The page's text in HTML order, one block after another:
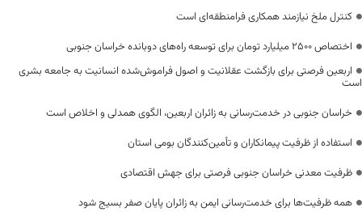
کنترل ملخ نیازمند همکاری فرامنطقه‌ای است
اختصاص 2500 میلیارد تومان برای توسعه راه‌های دوبانده خراسان جنوبی
اربعین فرصتی برای بازگشت عقلانیت و اصول فراموش‌شده انسانیت به جامعه بشری
است
خراسان جنوبی در خدمت‌رسانی به زائران اربعین، الگوی همدلی و اخلاص است
استفاده از ظرفیت پیمانکاران و تأمین‌کنندگان بومی استان
ظرفیت معدنی خراسان جنوبی فرصتی برای جهش اقتصادی
همه ظرفیت‌ها برای خدمت‌رسانی ایمن به زائران پایان صفر بسیج شود